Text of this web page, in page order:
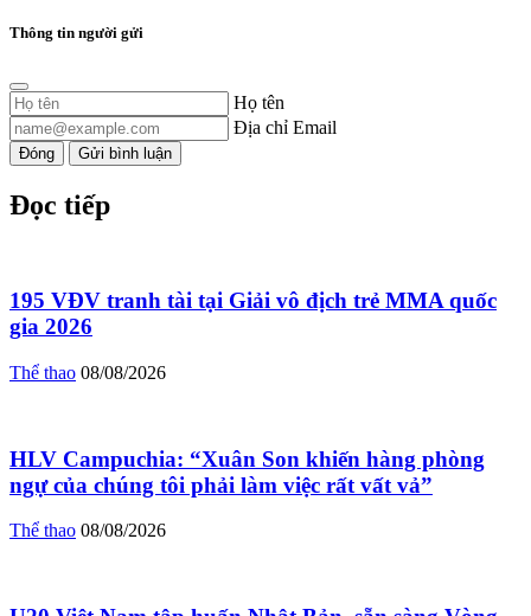
Thông tin người gửi
Họ tên
Địa chỉ Email
Đóng Gửi bình luận
Đọc tiếp
195 VĐV tranh tài tại Giải vô địch trẻ MMA quốc
gia 2026
Thể thao 08/08/2026
HLV Campuchia: “Xuân Son khiến hàng phòng
ngự của chúng tôi phải làm việc rất vất vả”
Thể thao 08/08/2026